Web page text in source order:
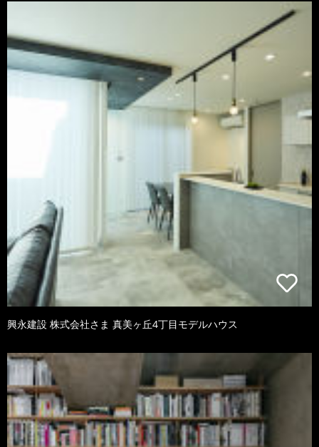
興永建設 株式会社さま 真美ヶ丘4丁目モデルハウス